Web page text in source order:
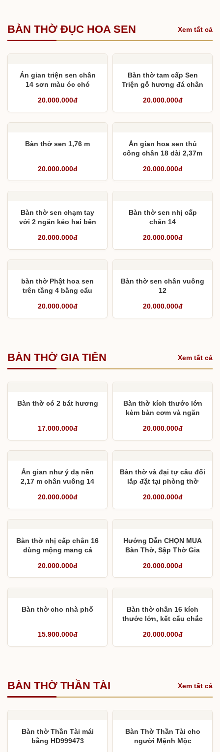
BÀN THỜ ĐỤC HOA SEN Xem tất cả
Án gian triện sen chân
14 sơn màu óc chó
20.000.000đ
Bàn thờ tam cấp Sen
Triện gỗ hương đá chân
20.000.000đ
Bàn thờ sen 1,76 m
20.000.000đ
Án gian hoa sen thủ
công chân 18 dài 2,37m
20.000.000đ
Bàn thờ sen chạm tay
với 2 ngăn kéo hai bên
20.000.000đ
Bàn thờ sen nhị cấp
chân 14
20.000.000đ
bàn thờ Phật hoa sen
trên tầng 4 bằng cẩu
20.000.000đ
Bàn thờ sen chân vuông
12
20.000.000đ
BÀN THỜ GIA TIÊN Xem tất cả
Bàn thờ có 2 bát hương
17.000.000đ
Bàn thờ kích thước lớn
kèm bàn cơm và ngăn
20.000.000đ
Án gian như ý dạ nền
2,17 m chân vuông 14
20.000.000đ
Bàn thờ và đại tự câu đối
lắp đặt tại phòng thờ
20.000.000đ
Bàn thờ nhị cấp chân 16
dùng mộng mang cá
20.000.000đ
Hướng Dẫn CHỌN MUA
Bàn Thờ, Sập Thờ Gia
20.000.000đ
Bàn thờ cho nhà phố
15.900.000đ
Bàn thờ chân 16 kích
thước lớn, kết cấu chắc
20.000.000đ
BÀN THỜ THẦN TÀI Xem tất cả
Bàn thờ Thần Tài mái
bằng HD999473
Bàn Thờ Thần Tài cho
người Mệnh Mộc